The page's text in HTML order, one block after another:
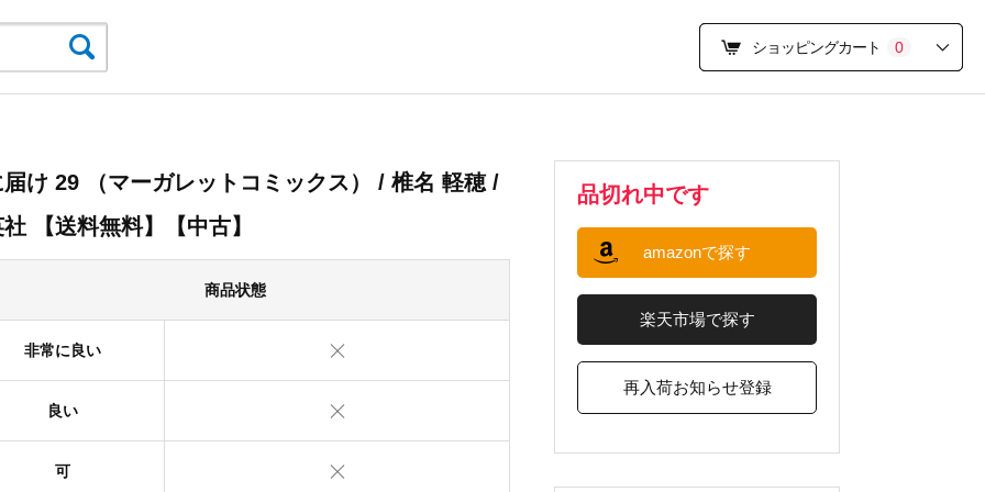
ショッピングカート 0
品切れ中です
amazonで探す
楽天市場で探す
再入荷お知らせ登録
け 29 （マーガレットコミックス） / 椎名 軽穂 /
【送料無料】【中古】
商品状態
非常に良い
良い
可